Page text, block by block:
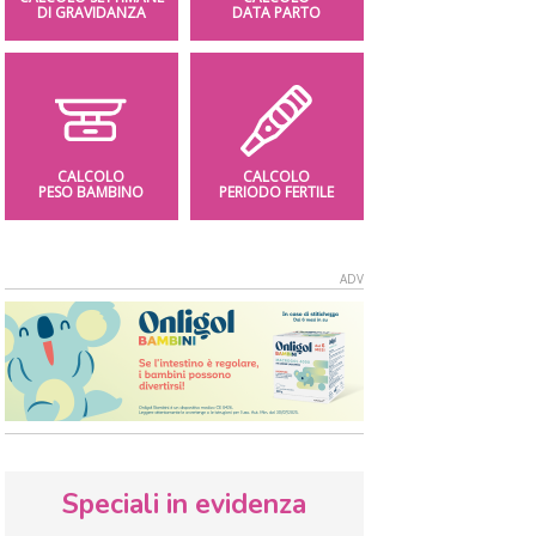
DI GRAVIDANZA DATA PARTO
CALCOLO
PESO BAMBINO
CALCOLO
PERIODO FERTILE
Speciali in evidenza